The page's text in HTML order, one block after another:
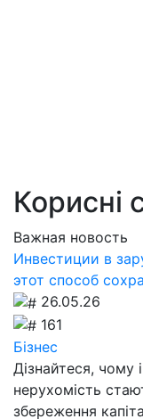
Корисні
Важная новость
Инвестиции в
этот способ
26.05.26
161
Бізнес
Дізнайтеся, чому
нерухомість
збереження